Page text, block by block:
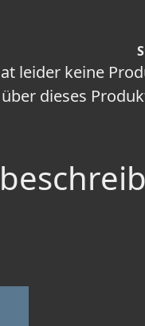
leider keine
über dieses